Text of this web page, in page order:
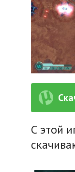
С этой